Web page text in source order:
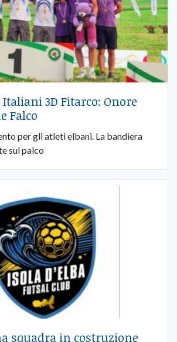
3D Fitarco: Onore
Falco
per gli atleti elbani. La bandiera
sul palco
squadra in costruzione